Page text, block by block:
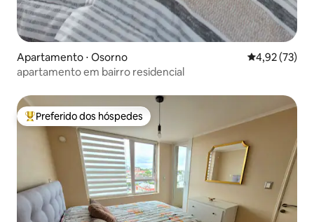
Apartamento ⋅ Osorno 4,92 de uma
4,92 (73)
apartamento em bairro residencial
Entre os melhores preferidos dos hóspedes
Preferido dos hóspedes